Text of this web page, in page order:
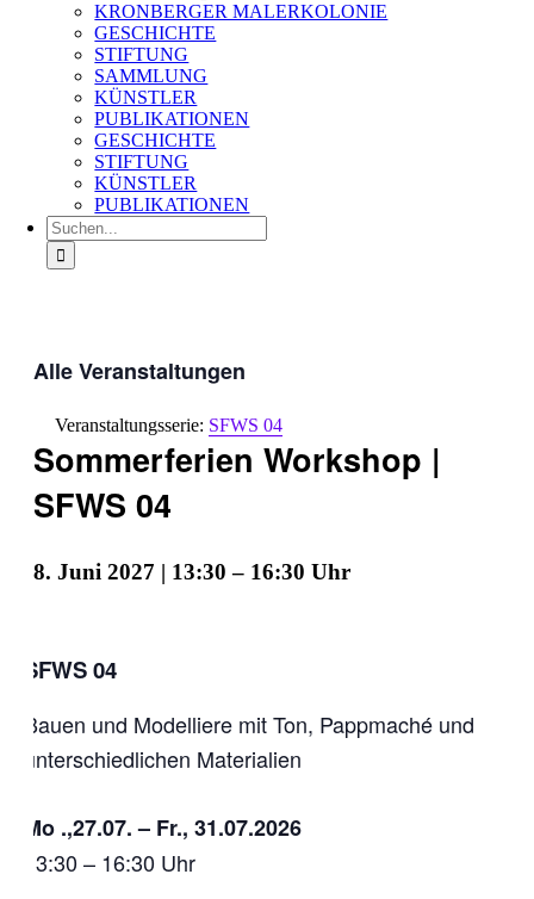
KRONBERGER MALERKOLONIE
GESCHICHTE
STIFTUNG
SAMMLUNG
KÜNSTLER
PUBLIKATIONEN
GESCHICHTE
STIFTUNG
KÜNSTLER
PUBLIKATIONEN
Suche
nach:
Alle Veranstaltungen
Veranstaltungsserie: SFWS 04
Sommerferien Workshop |
SFWS 04
8. Juni 2027 | 13:30 – 16:30
SFWS 04
Bauen und Modelliere mit Ton, Pappmaché und
unterschiedlichen Materialien
Mo .,27.07. – Fr., 31.07.2026
13:30 – 16:30 Uhr